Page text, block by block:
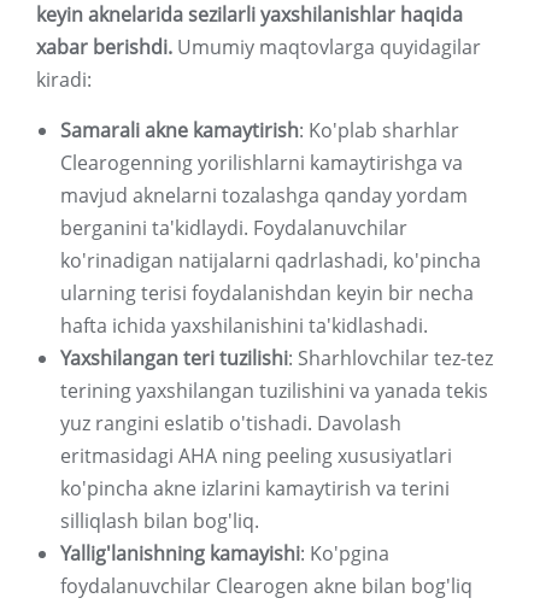
keyin aknelarida sezilarli yaxshilanishlar haqida
xabar berishdi. Umumiy maqtovlarga quyidagilar
kiradi:
Samarali akne kamaytirish: Ko'plab sharhlar
Clearogenning yorilishlarni kamaytirishga va
mavjud aknelarni tozalashga qanday yordam
berganini ta'kidlaydi. Foydalanuvchilar
ko'rinadigan natijalarni qadrlashadi, ko'pincha
ularning terisi foydalanishdan keyin bir necha
hafta ichida yaxshilanishini ta'kidlashadi.
Yaxshilangan teri tuzilishi: Sharhlovchilar tez-tez
terining yaxshilangan tuzilishini va yanada tekis
yuz rangini eslatib o'tishadi. Davolash
eritmasidagi AHA ning peeling xususiyatlari
ko'pincha akne izlarini kamaytirish va terini
silliqlash bilan bog'liq.
Yallig'lanishning kamayishi: Ko'pgina
foydalanuvchilar Clearogen akne bilan bog'liq